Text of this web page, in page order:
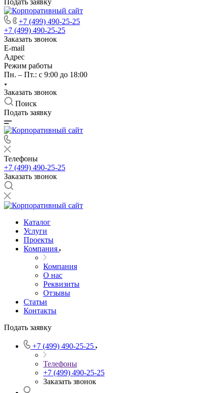
Подать заявку
+7 (499) 490-25-25
+7 (499) 490-25-25
Заказать звонок
E-mail
Адрес
Режим работы
Пн. – Пт.: с 9:00 до 18:00
Заказать звонок
Поиск
Подать заявку
Телефоны
+7 (499) 490-25-25
Заказать звонок
Каталог
Услуги
Проекты
Компания
Компания
О нас
Реквизиты
Отзывы
Статьи
Контакты
Подать заявку
+7 (499) 490-25-25
Телефоны
+7 (499) 490-25-25
Заказать звонок